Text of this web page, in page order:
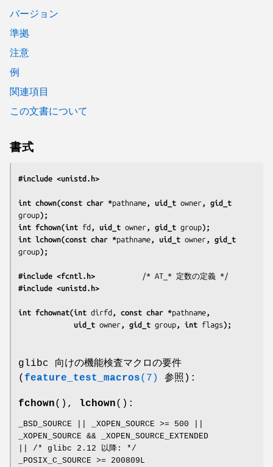
バージョン
準拠
注意
例
関連項目
この文書について
書式
#include <unistd.h>
int chown(const char *pathname , uid_t owner
group);
int fchown(int fd , uid_t owner , gid_t group);
int lchown(const char *pathname , uid_t owner
group);
#include <fcntl.h>
#include <unistd.h>
int fchownat(int dirfd , const char *pathname ,
             uid_t
owner , gid_t group , int flags);
glibc 向けの機能検査マクロの要件
( feature_test_macros(7) 参照):
fchown(), lchown():
_BSD_SOURCE || _XOPEN_SOURCE >= 500 ||
_XOPEN_SOURCE && _XOPEN_SOURCE_EXTENDED
|| /* glibc 2.12 以降: */
_POSIX_C_SOURCE >= 200809L